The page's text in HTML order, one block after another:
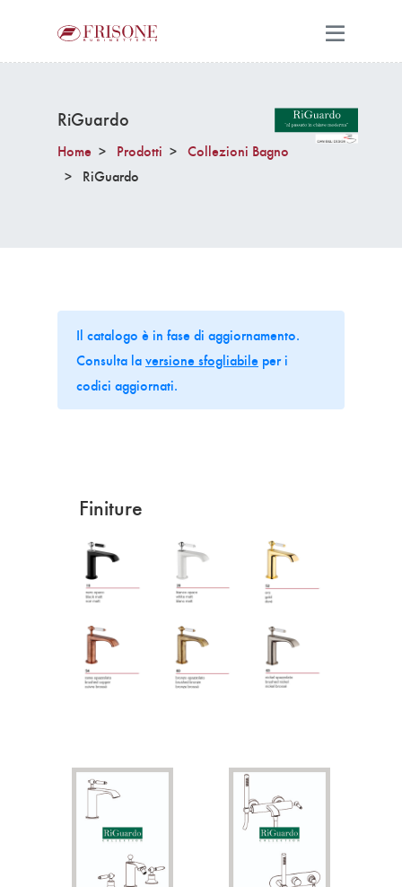
RiGuardo
Home Prodotti
Collezioni Bagno
RiGuardo
Il catalogo è in fase di aggiornamento.
Consulta laversione sfogliabile per i
codici aggiornati.
Finiture